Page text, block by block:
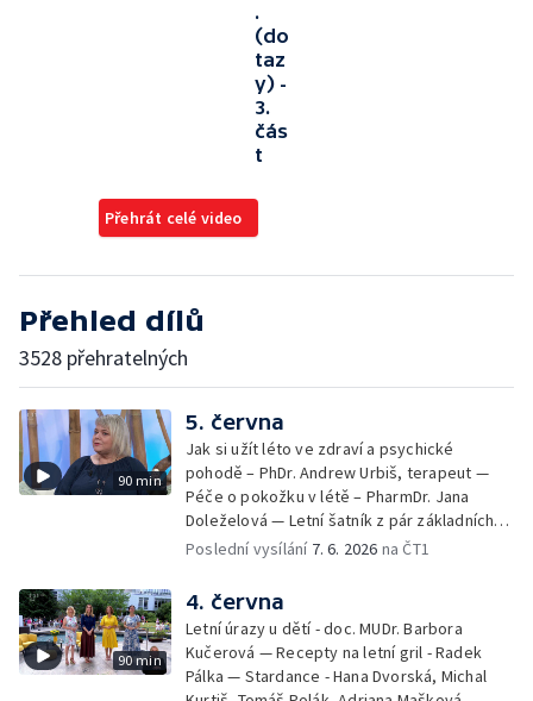
.
(do
taz
y) -
3.
čás
t
Přehrát celé video
Přehled dílů
3528 přehratelných
90 min
5. června
Jak si užít léto ve zdraví a psychické
pohodě – PhDr. Andrew Urbiš, terapeut —
Péče o pokožku v létě – PharmDr. Jana
Doleželová — Letní šatník z pár základních
kousků – Luděk Šmehlík, stylista —
slavnosti – Jiří Krhut, hudebník — Vaření:
letní párty s přáteli – Pavla Pavelková —
Festival v ulicích – Petra Hradilová — Muzejní
noc
Poslední vysílání 7. 6. 2026 na ČT1
90 min
4. června
Letní úrazy u dětí - doc. MUDr. Barbora
Kučerová — Recepty na letní gril - Radek
Pálka — Stardance - Hana Dvorská, Michal